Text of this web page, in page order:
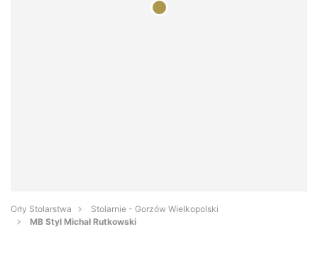
Orły Stolarstwa
Stolarnie - Gorzów Wielkopolski
MB Styl Michał Rutkowski